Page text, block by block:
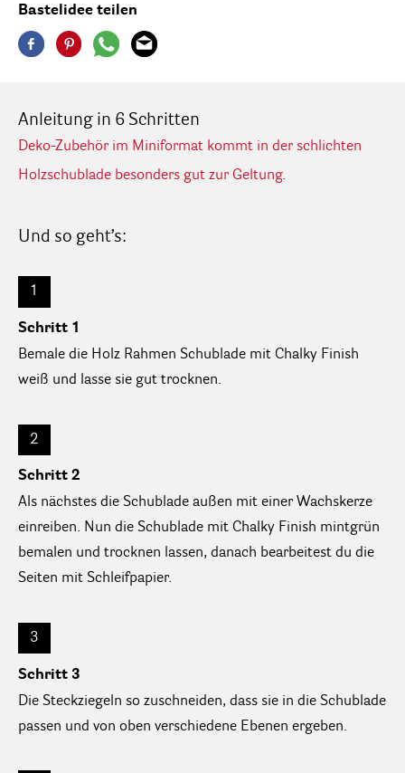
Bastelidee teilen
Anleitung in 6 Schritten
Deko-Zubehör im Miniformat kommt in der schlichten
Holzschublade besonders gut zur Geltung.
Und so geht’s:
1
Schritt 1
Bemale die Holz Rahmen Schublade mit Chalky Finish
weiß und lasse sie gut trocknen.
2
Schritt 2
Als nächstes die Schublade außen mit einer Wachskerze
einreiben. Nun die Schublade mit Chalky Finish mintgrün
bemalen und trocknen lassen, danach bearbeitest du die
Seiten mit Schleifpapier.
3
Schritt 3
Die Steckziegeln so zuschneiden, dass sie in die Schublade
passen und von oben verschiedene Ebenen ergeben.